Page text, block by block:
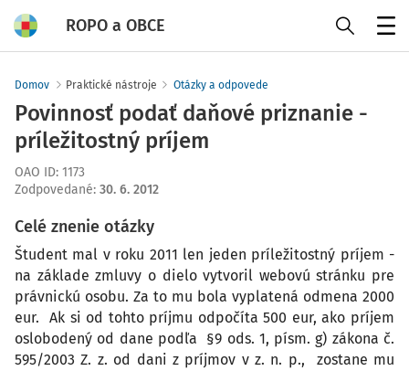
ROPO a OBCE
Domov Praktické nástroje Otázky a odpovede
Povinnosť podať daňové priznanie -
príležitostný príjem
OAO ID: 1173
Zodpovedané: 30. 6. 2012
Celé znenie otázky
Študent mal v roku 2011 len jeden príležitostný príjem -
na základe zmluvy o dielo vytvoril webovú stránku pre
právnickú osobu. Za to mu bola vyplatená odmena 2000
eur. Ak si od tohto príjmu odpočíta 500 eur, ako príjem
oslobodený od dane podľa §9 ods. 1, písm. g) zákona č.
595/2003 Z. z. od dani z príjmov v z. n. p., zostane mu